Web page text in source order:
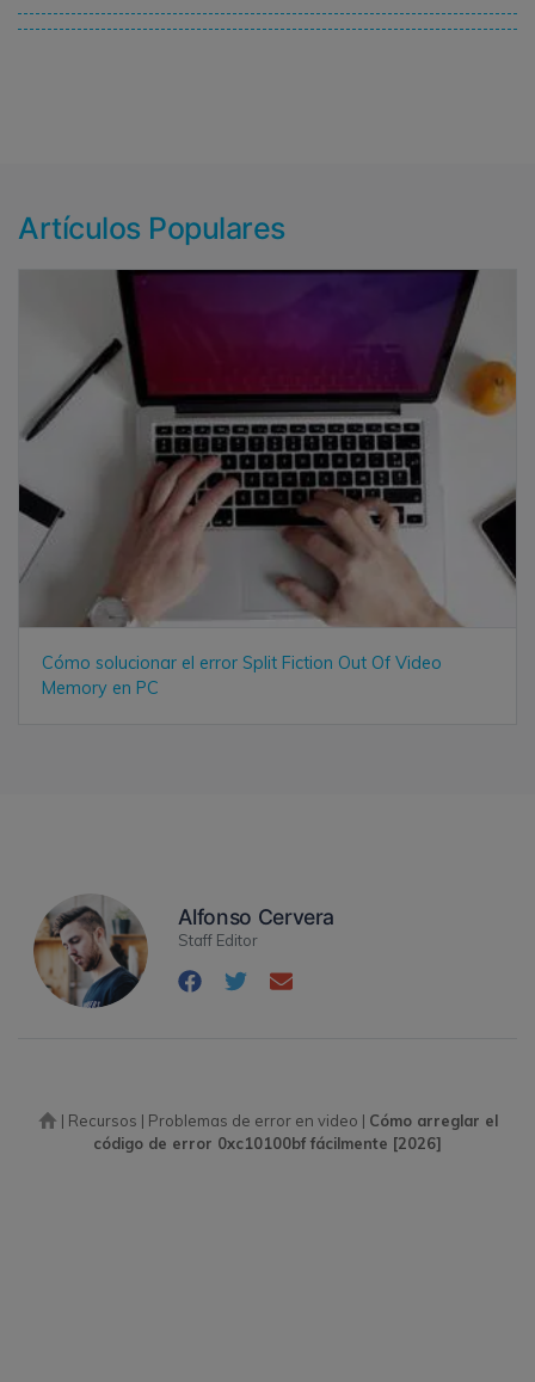
Artículos Populares
Cómo solucionar el error Split Fiction Out Of Video
Memory en PC
Alfonso Cervera
Staff Editor
| Recursos | Problemas de error en video | Cómo arreglar el
código de error 0xc10100bf fácilmente [2026]